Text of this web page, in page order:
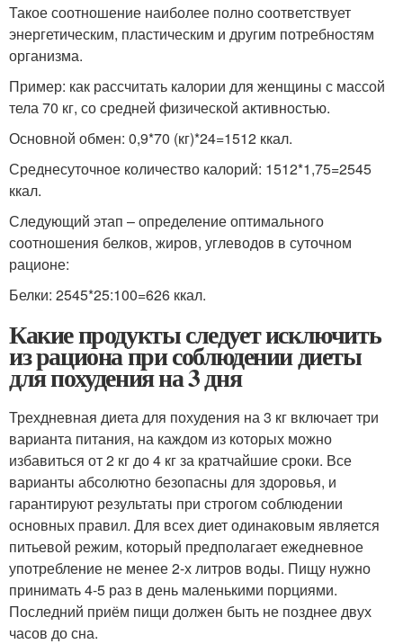
Такое соотношение наиболее полно соответствует
энергетическим, пластическим и другим потребностям
организма.
Пример: как рассчитать калории для женщины с массой
тела 70 кг, со средней физической активностью.
Основной обмен: 0,9*70 (кг)*24=1512 ккал.
Среднесуточное количество калорий: 1512*1,75=2545
ккал.
Следующий этап – определение оптимального
соотношения белков, жиров, углеводов в суточном
рационе:
Белки: 2545*25:100=626 ккал.
Какие продукты следует исключить
из рациона при соблюдении диеты
для похудения на 3 дня
Трехдневная диета для похудения на 3 кг включает три
варианта питания, на каждом из которых можно
избавиться от 2 кг до 4 кг за кратчайшие сроки. Все
варианты абсолютно безопасны для здоровья, и
гарантируют результаты при строгом соблюдении
основных правил. Для всех диет одинаковым является
питьевой режим, который предполагает ежедневное
употребление не менее 2-х литров воды. Пищу нужно
принимать 4-5 раз в день маленькими порциями.
Последний приём пищи должен быть не позднее двух
часов до сна.